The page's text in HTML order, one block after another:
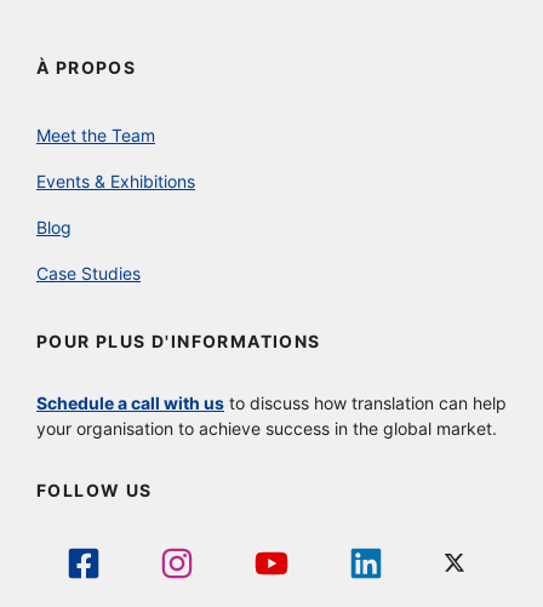
À PROPOS
Meet the Team
Events & Exhibitions
Blog
Case Studies
POUR PLUS D'INFORMATIONS
Schedule a call with us to discuss how translation can help
your organisation to achieve success in the global market.
FOLLOW US